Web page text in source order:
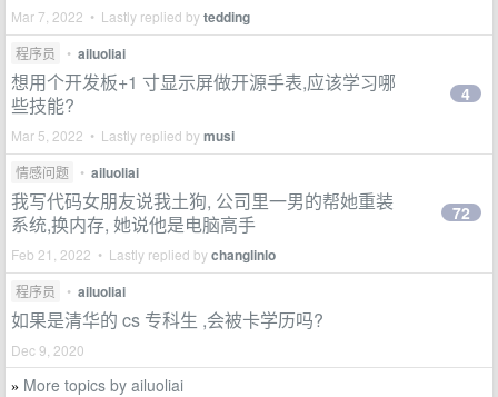
Mar 7, 2022 • Lastly replied bytedding
程序员 • ailuoliai
想用个开发板+1 寸显示屏做开源手表,应该学习哪
些技能?
Mar 5, 2022 • Lastly replied bymusi
4
情感问题 • ailuoliai
我写代码女朋友说我土狗, 公司里一男的帮她重装
系统,换内存, 她说他是电脑高手
Feb 21, 2022 • Lastly replied bychanglinlo
72
程序员 • ailuoliai
如果是清华的 cs 专科生 ,会被卡学历吗?
Dec 9, 2020
» More topics by ailuoliai